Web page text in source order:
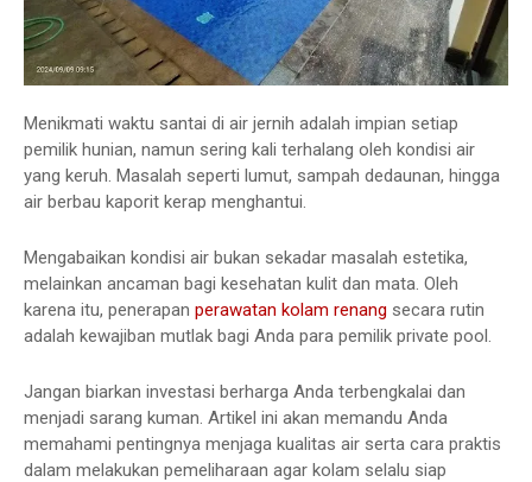
Menikmati waktu santai di air jernih adalah impian setiap
pemilik hunian, namun sering kali terhalang oleh kondisi air
yang keruh. Masalah seperti lumut, sampah dedaunan, hingga
air berbau kaporit kerap menghantui.
Mengabaikan kondisi air bukan sekadar masalah estetika,
melainkan ancaman bagi kesehatan kulit dan mata. Oleh
karena itu, penerapan perawatan kolam renang secara rutin
adalah kewajiban mutlak bagi Anda para pemilik private pool
Jangan biarkan investasi berharga Anda terbengkalai dan
menjadi sarang kuman. Artikel ini akan memandu Anda
memahami pentingnya menjaga kualitas air serta cara praktis
dalam melakukan pemeliharaan agar kolam selalu siap